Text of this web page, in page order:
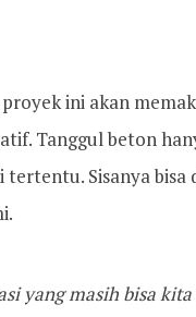
ini akan
Tanggul beton
tertentu. Sisanya bisa
yang masih bisa